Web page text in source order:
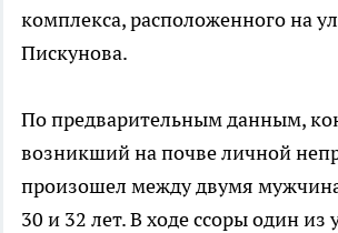
комплекса, расположенного на
Пискунова.
По предварительным данным,
возникший на почве личной
произошел между двумя
30 и 32 лет. В ходе ссоры один из